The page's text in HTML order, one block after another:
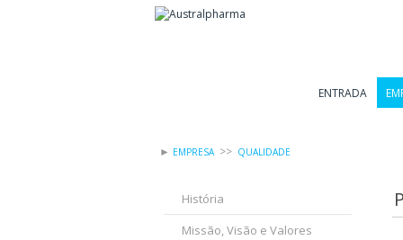
ENTRADA
► EMPRESA>> QUALIDADE
História
Missão, Visão e Valores